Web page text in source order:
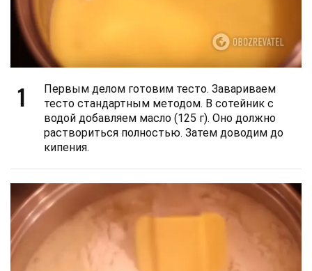
1
Первым делом готовим тесто. Завариваем
тесто стандартным методом. В сотейник с
водой добавляем масло (125 г). Оно должно
раствориться полностью. Затем доводим до
кипения.